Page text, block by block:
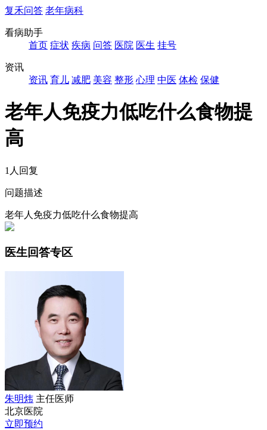
复禾问答 老年病科
看病助手
首页 症状 疾病 问答 医院 医生 挂号
资讯
资讯 育儿 减肥 美容 整形 心理 中医 体检 保健
老年人免疫力低吃什么食物提
高
1人回复
问题描述
老年人免疫力低吃什么食物提高
医生回答专区
朱明炜 主任医师
北京医院
立即预约